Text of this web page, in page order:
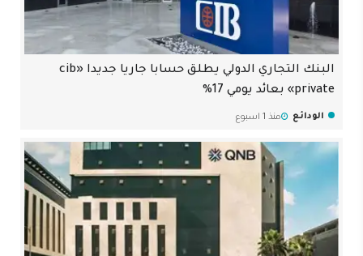
البنك التجاري الدولي يطلق حسابا جاريا جديدا «cib
private» بعائد يومي 17%
الودائع منذ 1 اسبوع